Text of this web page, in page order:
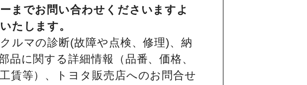
までお問い合わせくださいますよ
たします。
ルマの診断(故障や点検、修理)、納
品に関する詳細情報（品番、価格、
賃等）、トヨタ販売店へのお問合せ